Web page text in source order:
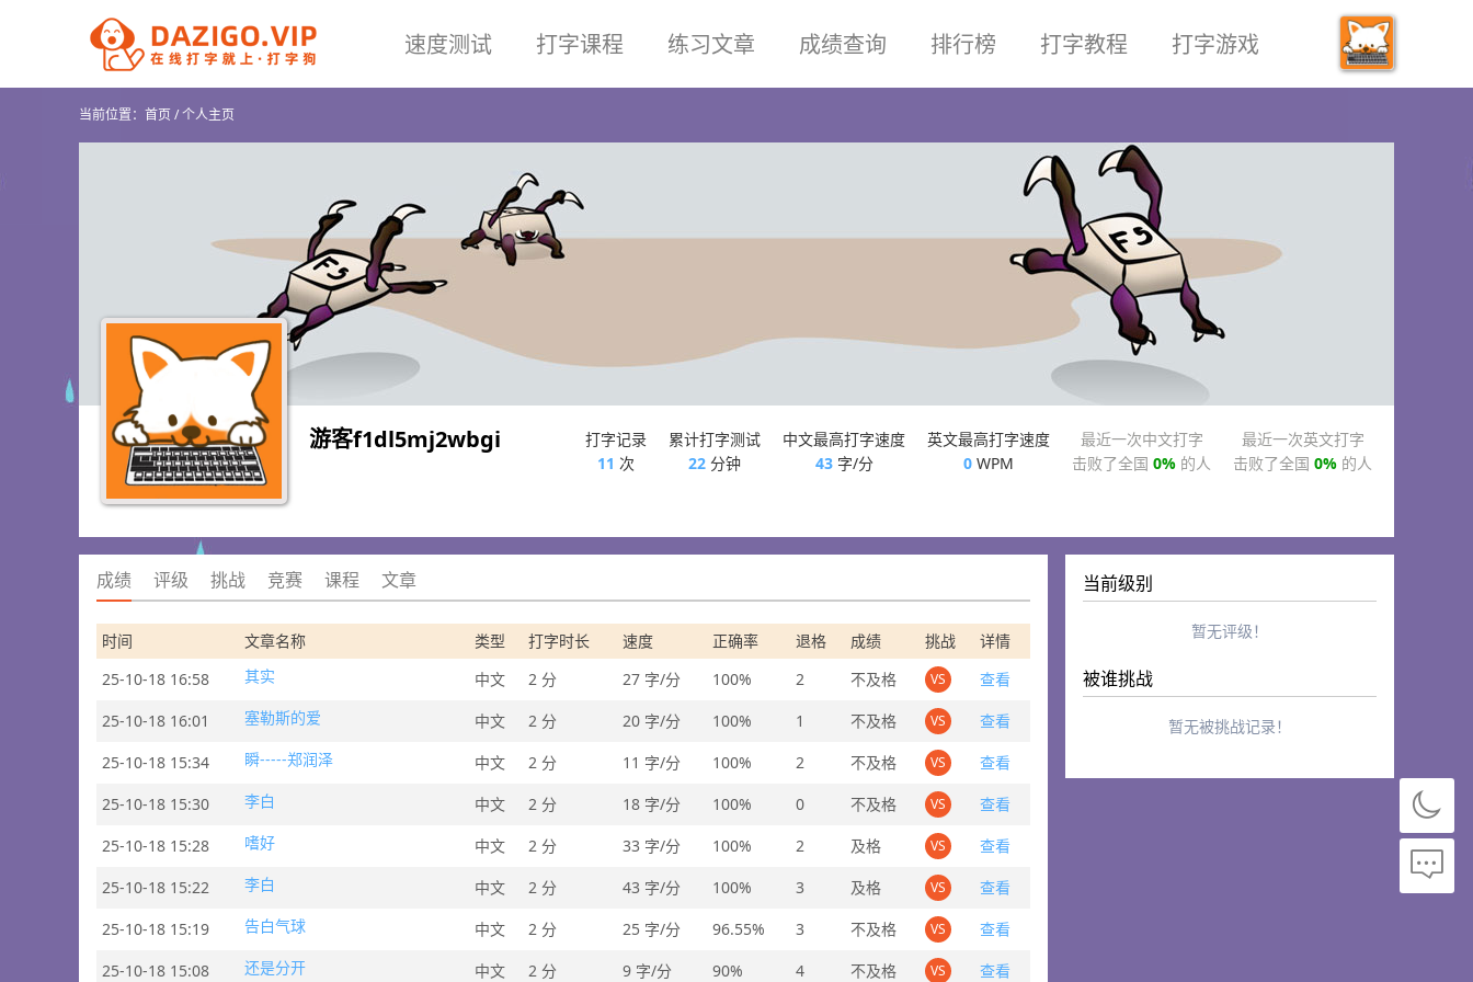
速度测试 打字课程 练习文章 成绩查询 排行榜 打字教程 打字游戏
当前位置： 首页/个人主页
游客f1dl5mj2wbgi
打字记录
11 次
累计打字测试
22 分钟
中文最高打字速度
43字/分
英文最高打字速度
0 WPM
最近一次中文打字
击败了全国 0% 的人
最近一次英文打字
击败了全国 0% 的人
成绩 评级 挑战 竞赛 课程 文章
时间 文章名称 类型 打字时长 速度 正确率 退格 成绩 挑战
详情
25-10-18 16:58
其实 中文 2 分 27 字/分 100% 2 不及格 VS
查看
25-10-18 16:01
塞勒斯的爱 中文 2 分 20 字/分 100% 1 不及格 VS
查看
25-10-18 15:34
瞬-----郑润泽 中文 2 分 11 字/分 100% 2 不及格 VS
查看
25-10-18 15:30
李白 中文 2 分 18 字/分 100% 0 不及格 VS
查看
25-10-18 15:28
嗜好 中文 2 分 33 字/分 100% 2 及格 VS
查看
25-10-18 15:22
李白 中文 2 分 43 字/分 100% 3 及格 VS
查看
25-10-18 15:19
告白气球 中文 2 分 25 字/分 96.55% 3 不及格 VS
查看
25-10-18 15:08
还是分开 中文 2 分 9 字/分 90% 4 不及格 VS 查看
当前级别
暂无评级！
被谁挑战
暂无被挑战记录！